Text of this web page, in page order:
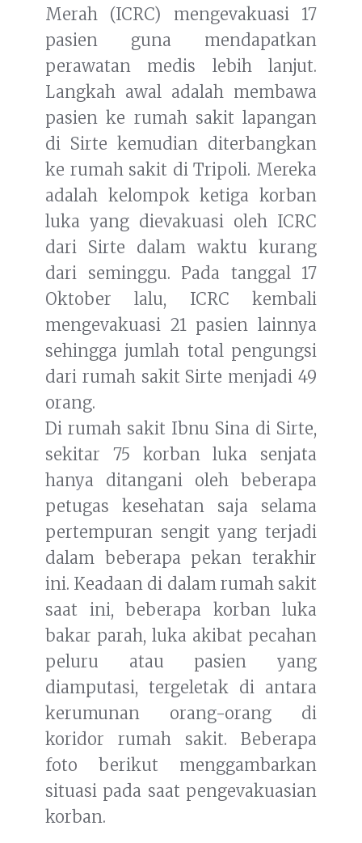
Merah (ICRC) mengevakuasi 17
pasien guna mendapatkan
perawatan medis lebih lanjut.
Langkah awal adalah membawa
pasien ke rumah sakit lapangan
di Sirte kemudian diterbangkan
ke rumah sakit di Tripoli. Mereka
adalah kelompok ketiga korban
luka yang dievakuasi oleh ICRC
dari Sirte dalam waktu kurang
dari seminggu. Pada tanggal 17
Oktober lalu, ICRC kembali
mengevakuasi 21 pasien lainnya
sehingga jumlah total pengungsi
dari rumah sakit Sirte menjadi 49
orang.
Di rumah sakit Ibnu Sina di Sirte,
sekitar 75 korban luka senjata
hanya ditangani oleh beberapa
petugas kesehatan saja selama
pertempuran sengit yang terjadi
dalam beberapa pekan terakhir
ini. Keadaan di dalam rumah sakit
saat ini, beberapa korban luka
bakar parah, luka akibat pecahan
peluru atau pasien yang
diamputasi, tergeletak di antara
kerumunan orang-orang di
koridor rumah sakit. Beberapa
foto berikut menggambarkan
situasi pada saat pengevakuasian
korban.